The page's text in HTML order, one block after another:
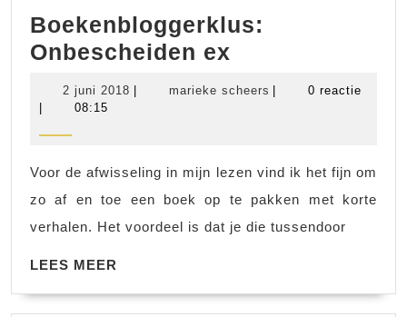
Boekenbloggerklus:
Onbescheiden ex
2 juni 2018 2| marieke scheers marieke
|
0 reactie
|
08:15
Voor de afwisseling in mijn lezen vind ik het fijn om
zo af en toe een boek op te pakken met korte
verhalen. Het voordeel is dat je die tussendoor
LEES MEER